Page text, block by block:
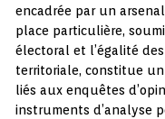
encadrée par un
place particulière,
électoral et l’égalité
territoriale, constitue
liés aux enquêtes
instruments d’analyse